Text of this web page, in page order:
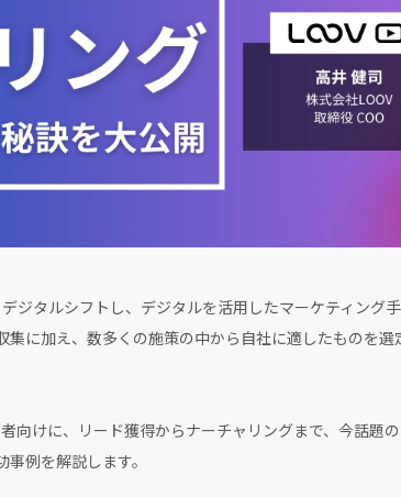
タルシフトし、デジタルを活用したマーケティング手
に加え、数多くの施策の中から自社に適したものを
けに、リード獲得からナーチャリングまで、今話題
例を解説します。